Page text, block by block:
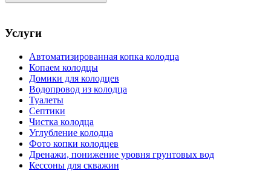
Услуги
Автоматизированная копка колодца
Копаем колодцы
Домики для колодцев
Водопровод из колодца
Туалеты
Септики
Чистка колодца
Углубление колодца
Фото копки колодцев
Дренажи, понижение уровня грунтовых вод
Кессоны для скважин